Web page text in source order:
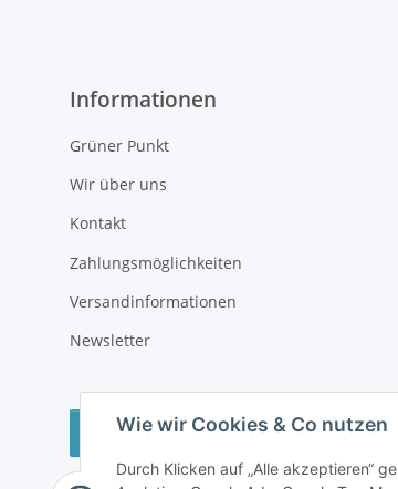
Wie wir Cookies & Co nutzen
Durch Klicken auf „Alle akzeptieren“
Informationen
Grüner Punkt
Wir über uns
Kontakt
Zahlungsmöglichkeiten
Versandinformationen
Newsletter
Vertrag widerrufen